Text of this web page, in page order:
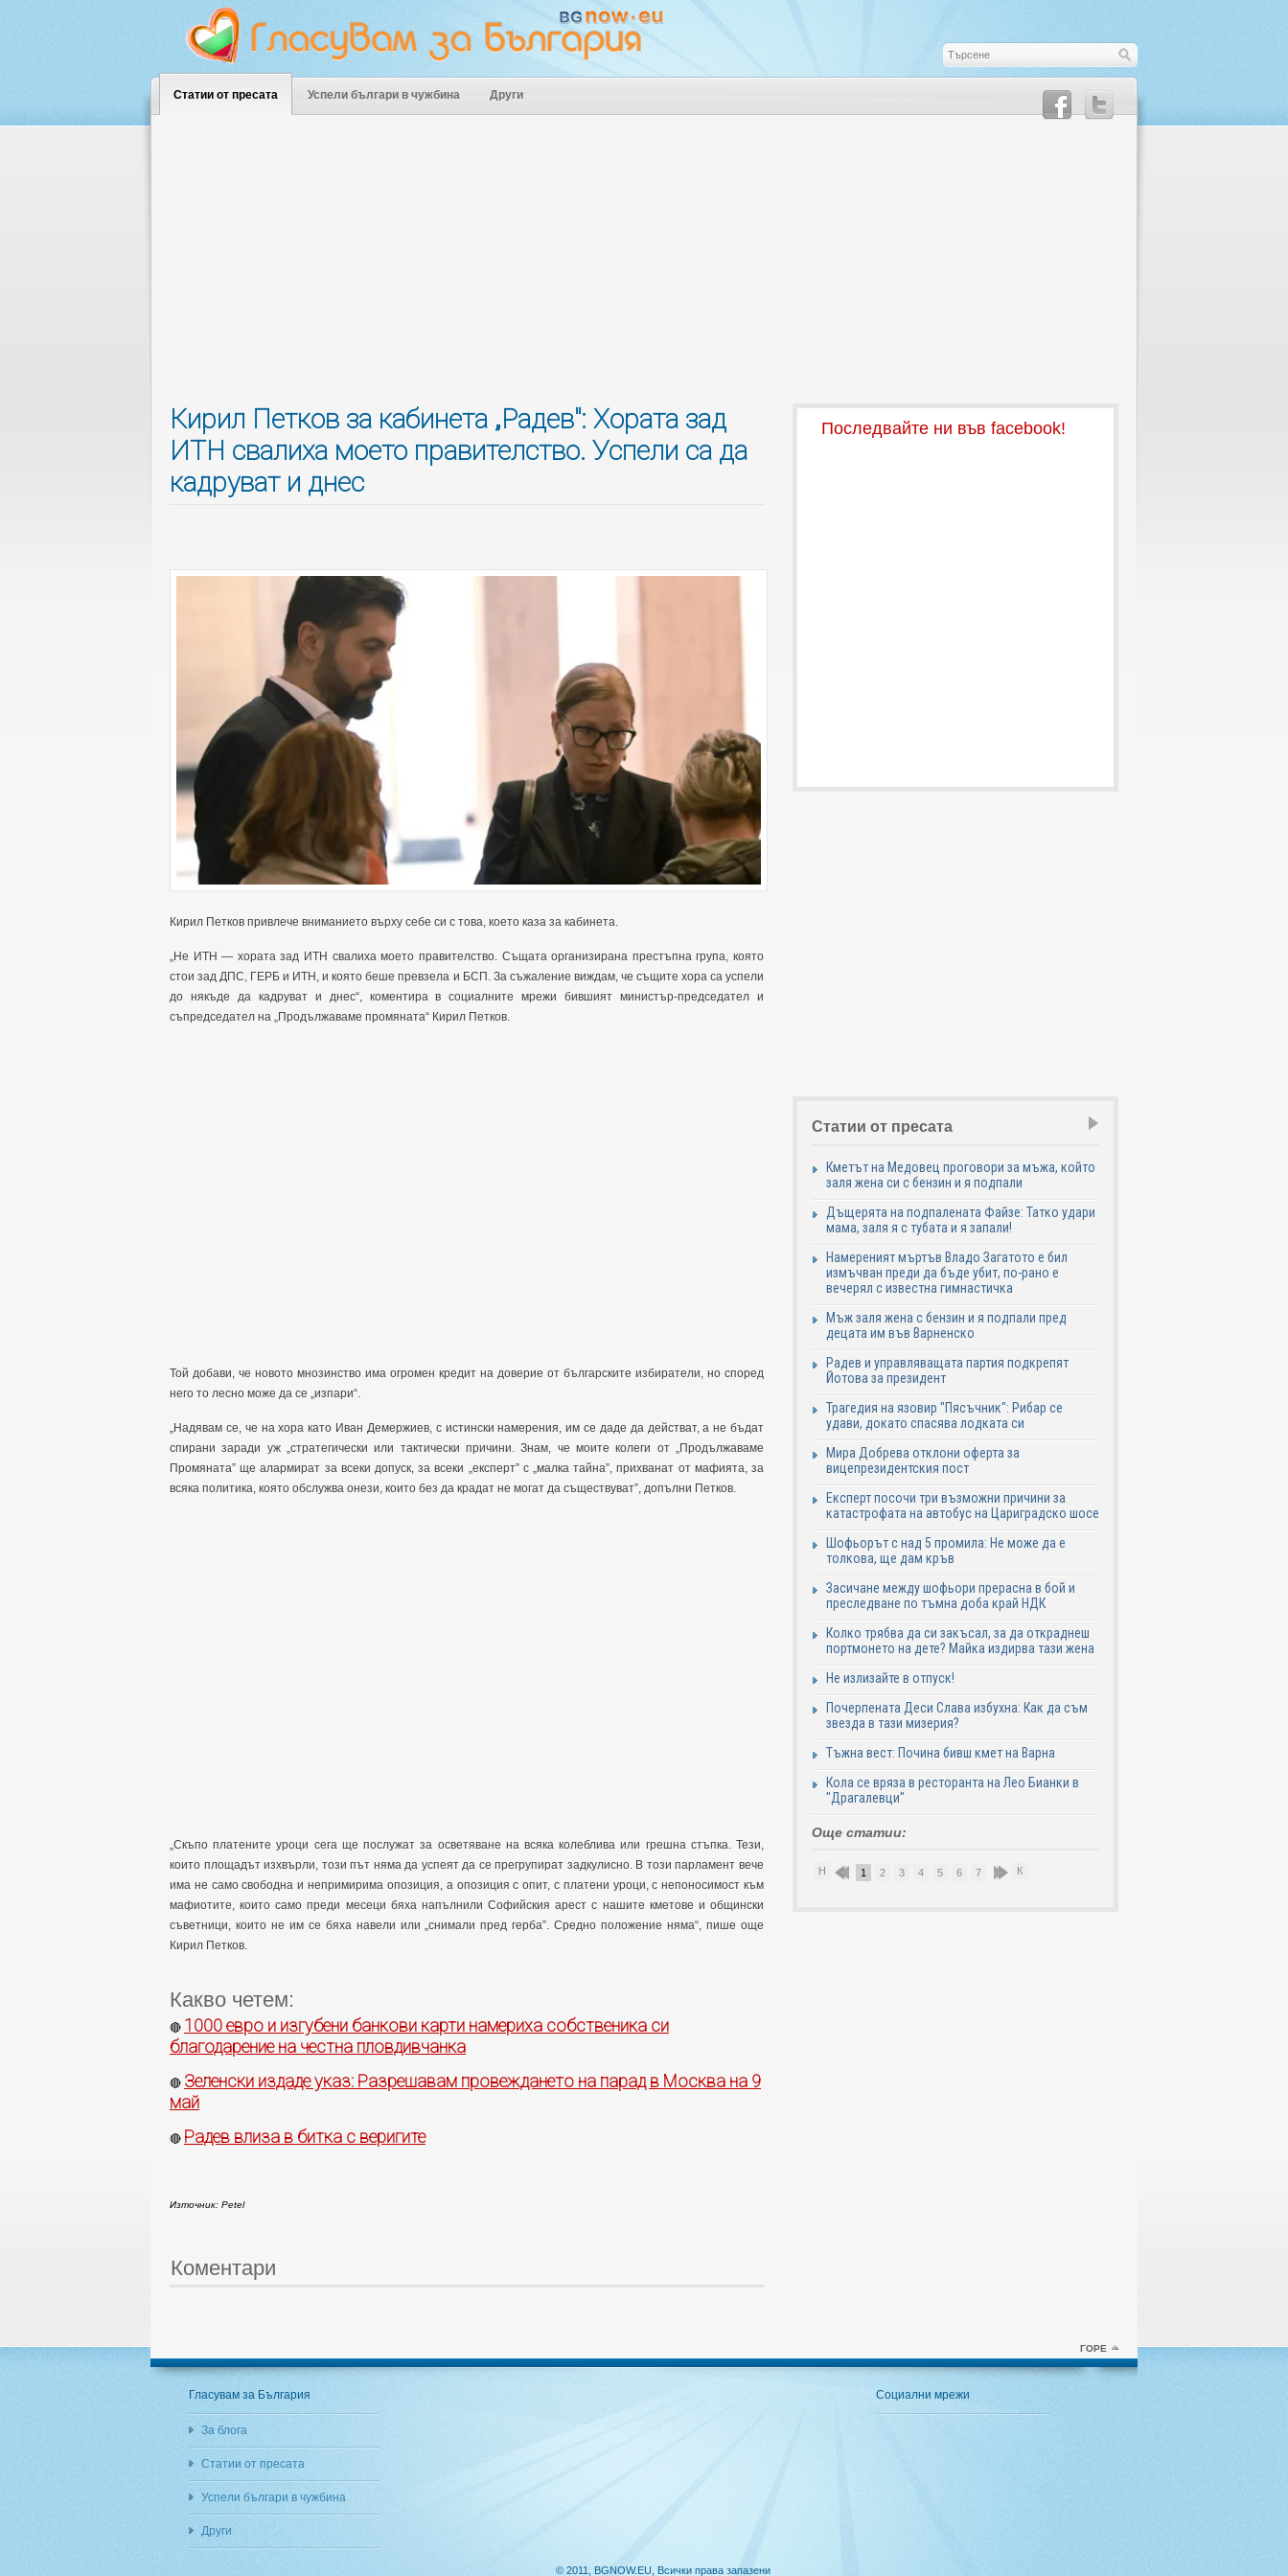
Статии от пресата Успели българи в чужбина Други
Кирил Петков за кабинета „Радев": Хората зад
ИТН свалиха моето правителство. Успели са да
кадруват и днес
Кирил Петков привлече вниманието върху себе си с това, което каза за кабинета.
„Не ИТН — хората зад ИТН свалиха моето правителство. Същата организирана престъпна група, която
стои зад ДПС, ГЕРБ и ИТН, и която беше превзела и БСП. За съжаление виждам, че същите хора са успели
до някъде да кадруват и днес“, коментира в социалните мрежи бившият министър-председател и
съпредседател на „Продължаваме промяната“ Кирил Петков.
Той добави, че новото мнозинство има огромен кредит на доверие от българските избиратели, но според
него то лесно може да се „изпари“.
„Надявам се, че на хора като Иван Демержиев, с истински намерения, им се даде да действат, а не бъдат
спирани заради уж „стратегически или тактически причини. Знам, че моите колеги от „Продължаваме
Промяната” ще алармират за всеки допуск, за всеки „експерт” с „малка тайна”, прихванат от мафията, за
всяка политика, която обслужва онези, които без да крадат не могат да съществуват”, допълни Петков.
„Скъпо платените уроци сега ще послужат за осветяване на всяка колеблива или грешна стъпка. Тези,
които площадът изхвърли, този път няма да успеят да се прегрупират задкулисно. В този парламент вече
има не само свободна и непримирима опозиция, а опозиция с опит, с платени уроци, с непоносимост към
мафиотите, които само преди месеци бяха напълнили Софийския арест с нашите кметове и общински
съветници, които не им се бяха навели или „снимали пред герба”. Средно положение няма“, пише още
Кирил Петков.
Какво четем:
🔴 1000 евро и изгубени банкови карти намериха собственика си
благодарение на честна пловдивчанка
🔴 Зеленски издаде указ: Разрешавам провеждането на парад в Москва на 9
май
🔴 Радев влиза в битка с веригите
Източник: Petel
Коментари
Последвайте ни във facebook!
Статии от пресата
Кметът на Медовец проговори за мъжа, който
заля жена си с бензин и я подпали
Дъщерята на подпалената Файзе: Татко удари
мама, заля я с тубата и я запали!
Намереният мъртъв Владо Загатото е бил
измъчван преди да бъде убит, по-рано е
вечерял с известна гимнастичка
Мъж заля жена с бензин и я подпали пред
децата им във Варненско
Радев и управляващата партия подкрепят
Йотова за президент
Трагедия на язовир "Пясъчник": Рибар се
удави, докато спасява лодката си
Мира Добрева отклони оферта за
вицепрезидентския пост
Експерт посочи три възможни причини за
катастрофата на автобус на Цариградско шосе
Шофьорът с над 5 промила: Не може да е
толкова, ще дам кръв
Засичане между шофьори прерасна в бой и
преследване по тъмна доба край НДК
Колко трябва да си закъсал, за да откраднеш
портмонето на дете? Майка издирва тази жена
Не излизайте в отпуск!
Почерпената Деси Слава избухна: Как да съм
звезда в тази мизерия?
Тъжна вест: Почина бивш кмет на Варна
Кола се вряза в ресторанта на Лео Бианки в
"Драгалевци"
Още статии:
Н 1 2 3 4 5 6 7 8 9К
ГОРЕ
Гласувам за България
За блога
Статии от пресата
Успели българи в чужбина
Други
Социални мрежи
© 2011, BGNOW.EU, Всички права запазени